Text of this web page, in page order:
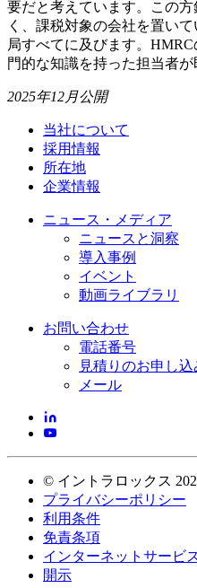
要だと考えています。この
く、課税対象の会社を置い
局すべてに及びます。
門的な知識を持った担当者が
2025年12月公開
当社について
採用情報
所在地
企業情報
ニュース・メディア
ニュースと洞察
導入事例
イベント
動画ライブラリ
お問い合わせ
電話番号
見積りのお申し込
メール
© イントラロックス
プライバシーポリシー
利用条件
免責条項
インターネットサービ
開示